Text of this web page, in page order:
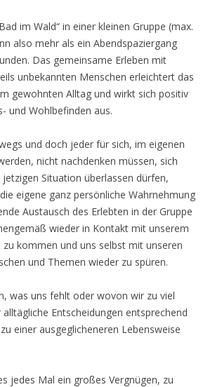
im Wald“ in einer kleinen Gruppe (max.
also mehr als ein Abendspaziergang
Das gemeinsame Erleben mit
unbekannten Menschen erleichtert das
gewohnten Alltag und wirkt sich positiv
und Wohlbefinden aus.
und doch jeder für sich, im eigenen
nicht nachdenken müssen, sich
Situation überlassen dürfen,
eigene ganz persönliche Wahrnehmung
Austausch des Erlebten in der Gruppe
wieder in Kontakt mit unserem
zu kommen und uns selbst mit unseren
und Themen wieder zu spüren.
was uns fehlt oder wovon wir zu viel
Entscheidungen entsprechend
einer ausgeglicheneren Lebensweise
jedes Mal ein großes Vergnügen, zu